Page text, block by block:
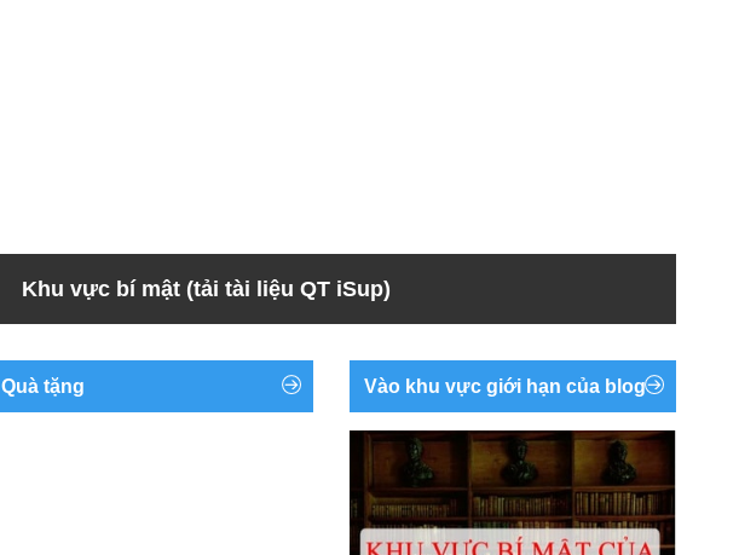
Khu vực bí mật (tải tài liệu QT iSup)
Quà tặng Vào khu vực giới hạn của blog